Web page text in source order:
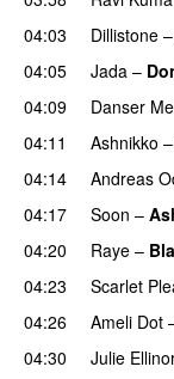
04:03 Dillistone –
04:05
Jada –
04:09
Danser
04:11
Ashnikko –
04:14 Andreas
04:17
Soon –
04:20 Raye –
04:23 Scarlet
04:26
Ameli Dot
04:30
Julie